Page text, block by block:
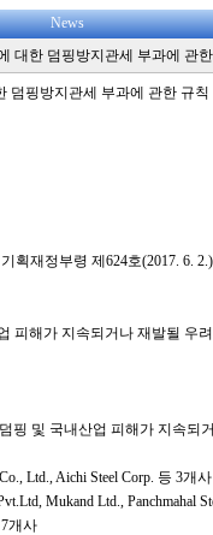
News
대한 덤핑방지관세 부과에 관
덤핑방지관세 부과에 관한 규
획재정부령 제624호(2017. 6.
피해가 지속되거나 재발될 우
핑 및 국내산업 피해가 지속되
Ltd., Aichi Steel Corp. 등 3개사
Mukand Ltd., Panchmahal
7개사